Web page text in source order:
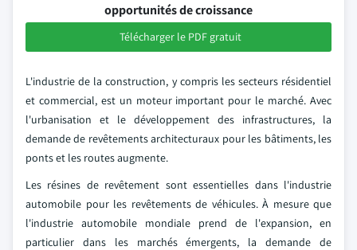
opportunités de croissance
Télécharger le PDF gratuit
L'industrie de la construction, y compris les secteurs résidentiel
et commercial, est un moteur important pour le marché. Avec
l'urbanisation et le développement des infrastructures, la
demande de revêtements architecturaux pour les bâtiments, les
ponts et les routes augmente.
Les résines de revêtement sont essentielles dans l'industrie
automobile pour les revêtements de véhicules. À mesure que
l'industrie automobile mondiale prend de l'expansion, en
particulier dans les marchés émergents, la demande de